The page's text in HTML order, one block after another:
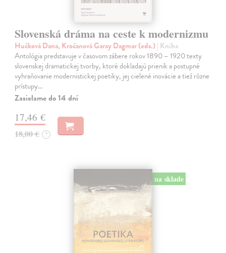
Slovenská dráma na ceste k modernizmu
Hučková Dana, Kročanová Garay Dagmar (eds.)| Kniha
Antológia predstavuje v časovom zábere rokov 1890 – 1920 texty
slovenskej dramatickej tvorby, ktoré dokladajú prienik a postupné
vyhraňovanie modernistickej poetiky, jej cielené inovácie a tiež rôzne
prístupy…
Zasielame do 14 dní
17,46 €
18,00 € ?
na sklade